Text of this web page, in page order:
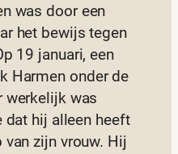
was door een
het bewijs tegen
19 januari, een
Harmen onder de
werkelijk was
dat hij alleen heeft
van zijn vrouw. Hij